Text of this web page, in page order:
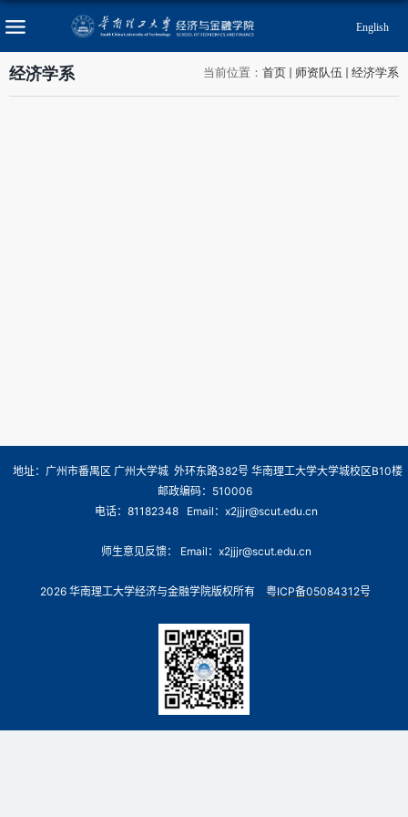
English
当前位置： 首页 师资队伍 经济学系
经济学系
地址：广州市番禺区 广州大学城 外环东路382号 华南理工大学大学城校区B10楼
邮政编码：510006
电话：81182348 Email：x2jjjr@scut.edu.cn
师生意见反馈： Email：x2jjjr@scut.edu.cn
2026 华南理工大学经济与金融学院版权所有 粤ICP备05084312号